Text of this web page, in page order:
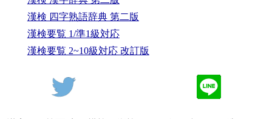
漢検 四字熟語辞典 第二版
漢検要覧 1/準1級対応
漢検要覧 2~10級対応 改訂版